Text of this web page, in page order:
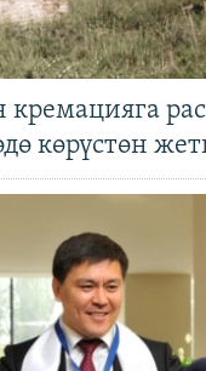
кремацияга
көрүстөн